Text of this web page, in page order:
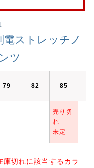
ストレッチノ
ツ
79 82 85
売り切
れ
未定
庫切れに該当するカラ